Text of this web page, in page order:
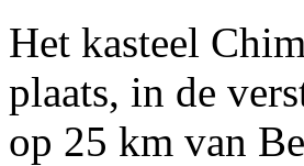
Het kasteel
plaats, in de
op 25 km van